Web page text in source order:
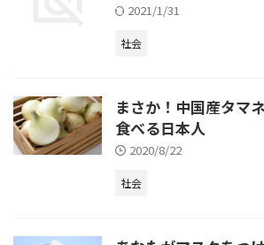
2021/1/31
社会
まさか！中国産タマ
食べる日本人
2020/8/22
社会